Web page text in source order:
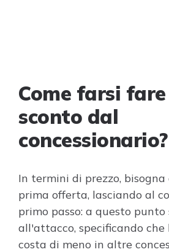
Come farsi
sconto dal
concessionario?
In termini di prezzo,
prima offerta, lasciando al
primo passo: a questo punto
all'attacco, specificando che
costa di meno in altre